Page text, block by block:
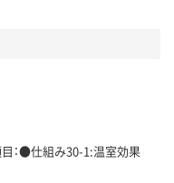
：●仕組み30-1:温室効果